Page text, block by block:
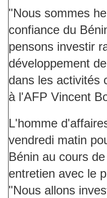
"Nous sommes
confiance du
pensons investir
développement
dans les activités
à l'AFP Vincent
L'homme
vendredi matin
Bénin au cours
entretien avec le
"Nous allons